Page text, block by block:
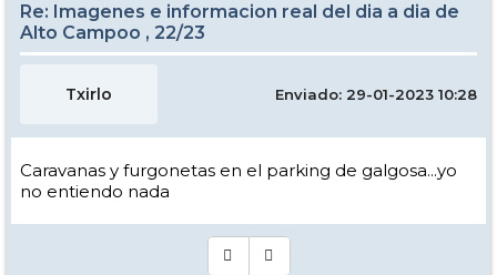
Re: Imagenes e informacion real del dia a dia de
Alto Campoo , 22/23
Txirlo Enviado: 29-01-2023 10:28
Caravanas y furgonetas en el parking de galgosa...yo
no entiendo nada